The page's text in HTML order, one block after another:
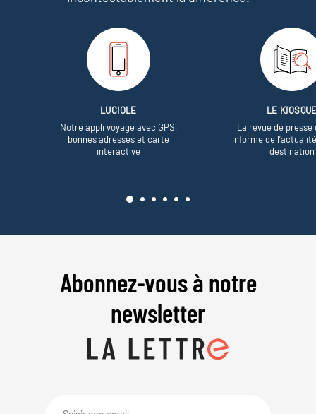
LUCIOLE
Notre appli voyage avec GPS,
bonnes adresses et carte
interactive
LE
La revue de presse
informe de
destination
Abonnez-vous à notre
newsletter